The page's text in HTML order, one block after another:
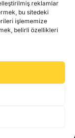
reklamlar
bu sitedeki
işlememize
belirli özellikleri